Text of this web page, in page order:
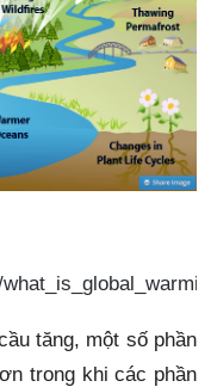
tăng, một số phần
trong khi các phần